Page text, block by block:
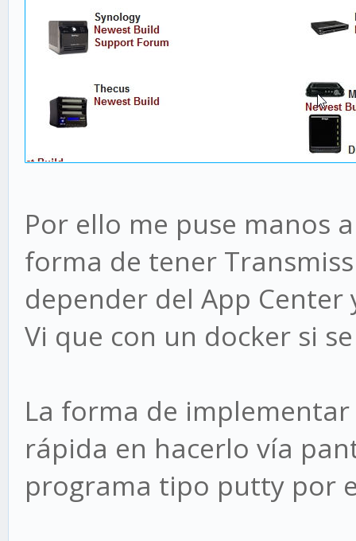
Por ello me puse manos
forma de tener
depender del App
Vi que con un docker si
La forma de
rápida en hacerlo vía
programa tipo putty por